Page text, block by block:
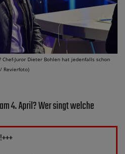
Chef-Juror Dieter Bohlen hat jedenfalls schon
Revierfoto)
4. April? Wer singt welche